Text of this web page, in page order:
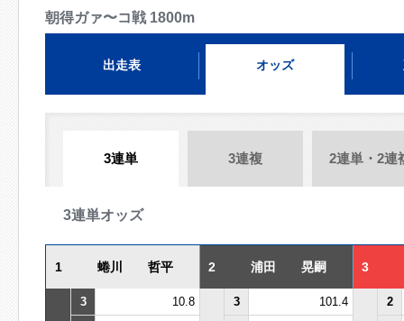
朝得ガァ〜コ戦 1800m
出走表 オッズ
3連単 3連複 2連単・2連
3連単オッズ
1 蜷川 哲平 2 浦田 晃嗣 3
3 10.8 3 101.4
2